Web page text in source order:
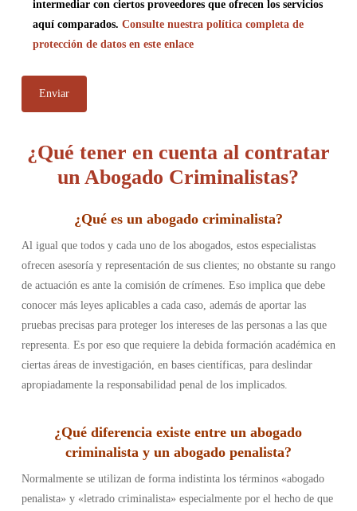
intermediar con ciertos proveedores que ofrecen los servicios
aquí comparados. Consulte nuestra política completa de
protección de datos en este enlace
¿Qué tener en cuenta al contratar
un Abogado Criminalistas?
¿Qué es un abogado criminalista?
Al igual que todos y cada uno de los abogados, estos especialistas
ofrecen asesoría y representación de sus clientes; no obstante su rango
de actuación es ante la comisión de crímenes. Eso implica que debe
conocer más leyes aplicables a cada caso, además de aportar las
pruebas precisas para proteger los intereses de las personas a las que
representa. Es por eso que requiere la debida formación académica en
ciertas áreas de investigación, en bases científicas, para deslindar
apropiadamente la responsabilidad penal de los implicados.
¿Qué diferencia existe entre un abogado
criminalista y un abogado penalista?
Normalmente se utilizan de forma indistinta los términos «abogado
penalista» y «letrado criminalista» especialmente por el hecho de que